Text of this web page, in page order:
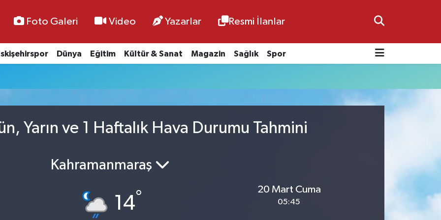
Foto Galeri Video Yazarlar Resmi İlanlar
Dünya Eğitim Kültür & Sanat Magazin Sağlık Spor
Yarın ve 1 Haftalık Hava Durumu Tahmini
Kahramanmaraş
14°
20 Mart Cuma
05:45